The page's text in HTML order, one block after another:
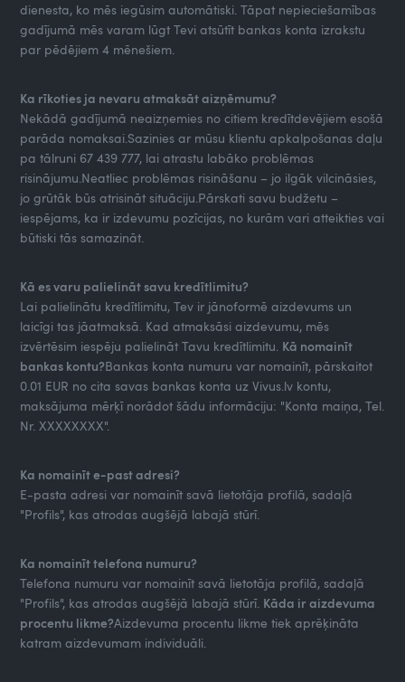
dienesta, ko mēs iegūsim automātiski. Tāpat nepieciešamības
gadījumā mēs varam lūgt Tevi atsūtīt bankas konta izrakstu
par pēdējiem 4 mēnešiem.
Ka rīkoties ja nevaru atmaksāt aizņēmumu?
Nekādā gadījumā neaizņemies no citiem kredītdevējiem esošā
parāda nomaksai.Sazinies ar mūsu klientu apkalpošanas daļu
pa tālruni 67 439 777, lai atrastu labāko problēmas
risinājumu.Neatliec problēmas risināšanu – jo ilgāk vilcināsies,
jo grūtāk būs atrisināt situāciju.Pārskati savu budžetu –
iespējams, ka ir izdevumu pozīcijas, no kurām vari atteikties vai
būtiski tās samazināt.
Kā es varu palielināt savu kredītlimitu?
Lai palielinātu kredītlimitu, Tev ir jānoformē aizdevums un
laicīgi tas jāatmaksā. Kad atmaksāsi aizdevumu, mēs
izvērtēsim iespēju palielināt Tavu kredītlimitu. Kā nomainīt
bankas kontu?Bankas konta numuru var nomainīt, pārskaitot
0.01 EUR no cita savas bankas konta uz Vivus.lv kontu,
maksājuma mērķī norādot šādu informāciju: "Konta maiņa, Tel.
Nr. XXXXXXXX".
Ka nomainīt e-past adresi?
E-pasta adresi var nomainīt savā lietotāja profilā, sadaļā
"Profils", kas atrodas augšējā labajā stūrī.
Ka nomainīt telefona numuru?
Telefona numuru var nomainīt savā lietotāja profilā, sadaļā
"Profils", kas atrodas augšējā labajā stūrī. Kāda ir aizdevuma
procentu likme?Aizdevuma procentu likme tiek aprēķināta
katram aizdevumam individuāli.